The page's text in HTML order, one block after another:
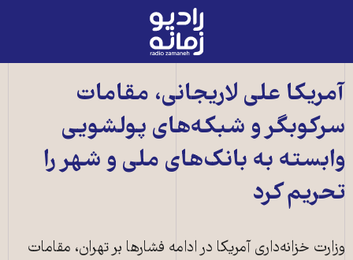
رادیو
زمانه
صفحه
اصلی
آمریکا علی لاریجانی، مقامات
سرکوبگر و شبکه‌های پولشویی
وابسته به بانک‌های ملی و شهر را
تحریم کرد
وزارت خزانه‌داری آمریکا در ادامه فشارها بر تهران، مقامات